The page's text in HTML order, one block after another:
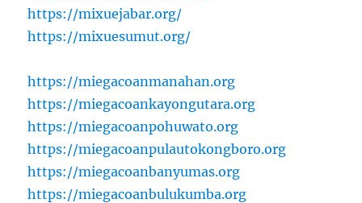
https://mixuejabar.org/
https://mixuesumut.org/
https://miegacoanmanahan.org
https://miegacoankayongutara.org
https://miegacoanpohuwato.org
https://miegacoanpulautokongboro.org
https://miegacoanbanyumas.org
https://miegacoanbulukumba.org